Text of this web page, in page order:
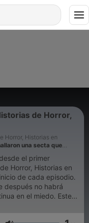
de Horror,
Horror, Historias en
una secta que
el primer
Horror, Historias en
de cada episodio.
después no habrá
en el miedo. Este
sagrado: ese